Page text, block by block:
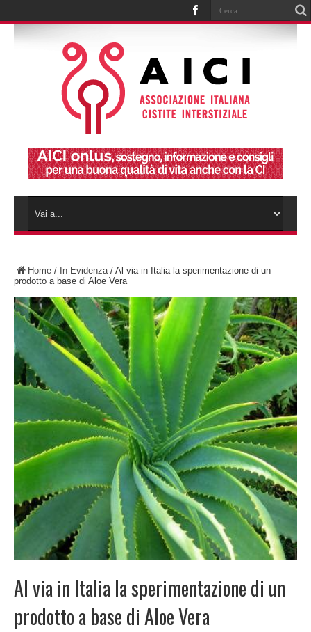
Home / In Evidenza/ Al via in Italia la sperimentazione di un
prodotto a base di Aloe Vera
Al via in Italia la sperimentazione di un
prodotto a base di Aloe Vera